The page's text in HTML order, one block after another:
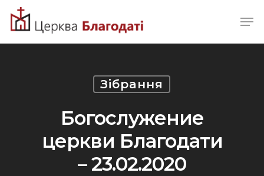
Skip
Зібрання
Богослужение
церкви Благодати
– 23.02.2020